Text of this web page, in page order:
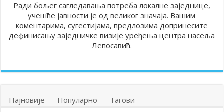
Ради бољег сагледавања потреба локалне заједнице,
учешће јавности је од великог значаја. Вашим
коментарима, сугестијама, предлозима допринесите
дефинисању заједничке визије уређења центра насеља
Лепосавић.
Најновије Популарно Тагови